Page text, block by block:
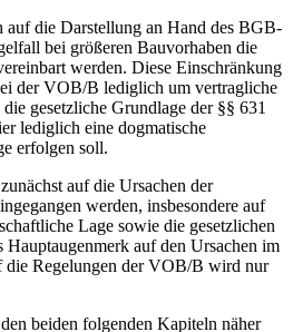
auf die Darstellung an Hand des BGB-
bei größeren Bauvorhaben die
werden. Diese Einschränkung
der VOB/B lediglich um vertragliche
gesetzliche Grundlage der §§ 631
lediglich eine dogmatische
erfolgen soll.
auf die Ursachen der
werden, insbesondere auf
Lage sowie die gesetzlichen
auf den Ursachen im
die Regelungen der VOB/B wird nur
beiden folgenden Kapiteln näher